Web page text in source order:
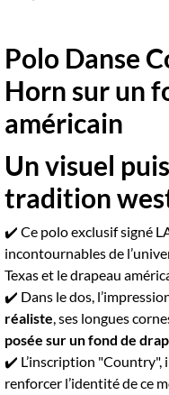
Polo Danse
Horn sur un
américain
Un visuel
tradition
✔️ Ce polo exclusif signé
incontournables de
Texas et le drapeau
✔️ Dans le dos,
réaliste, ses longues
posée sur un fond de
✔️ L’inscription "Country",
renforcer l’identité de ce